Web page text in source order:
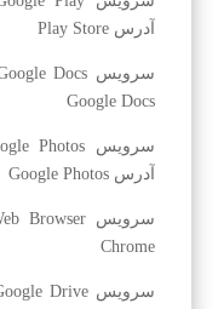
آدرس Play Store
Google Docs
آدرس Google Photos
Chrome